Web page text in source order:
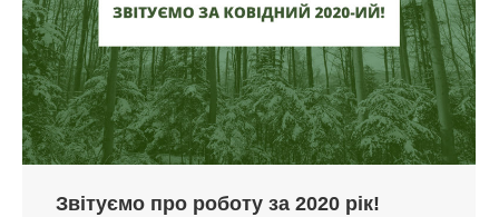
Звітуємо про роботу за 2020 рік!